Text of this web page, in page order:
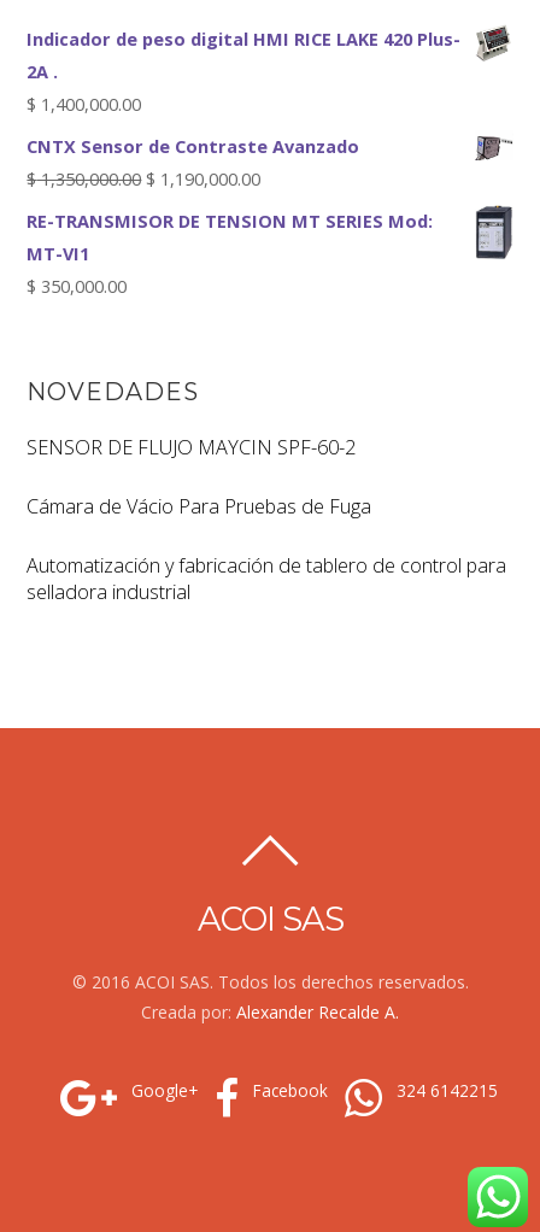
Indicador de peso digital HMI RICE LAKE 420 Plus-
2A .
$ 1,400,000.00
CNTX Sensor de Contraste Avanzado
$1,350,000.00 $ 1,190,000.00
RE-TRANSMISOR DE TENSION MT SERIES Mod:
MT-VI1
$ 350,000.00
NOVEDADES
SENSOR DE FLUJO MAYCIN SPF-60-2
Cámara de Vácio Para Pruebas de Fuga
Automatización y fabricación de tablero de control para
selladora industrial
ACOI SAS
© 2016 ACOI SAS. Todos los derechos reservados.
Creada por: Alexander Recalde A.
Google+ Facebook 324 6142215